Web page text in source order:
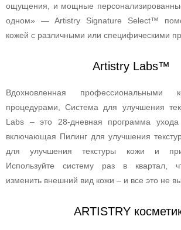
ощущения, и мощные
одном» — Artistry Signature Select™
кожей с различными или специфическими
Artistry Labs™
Вдохновленная профессиональными
процедурами, Система для улучшения
Labs – это 28-дневная программа
включающая Пилинг для улучшения
для улучшения текстуры кожи и
Используйте систему раз в квартал,
изменить внешний вид кожи – и все это не
ARTISTRY